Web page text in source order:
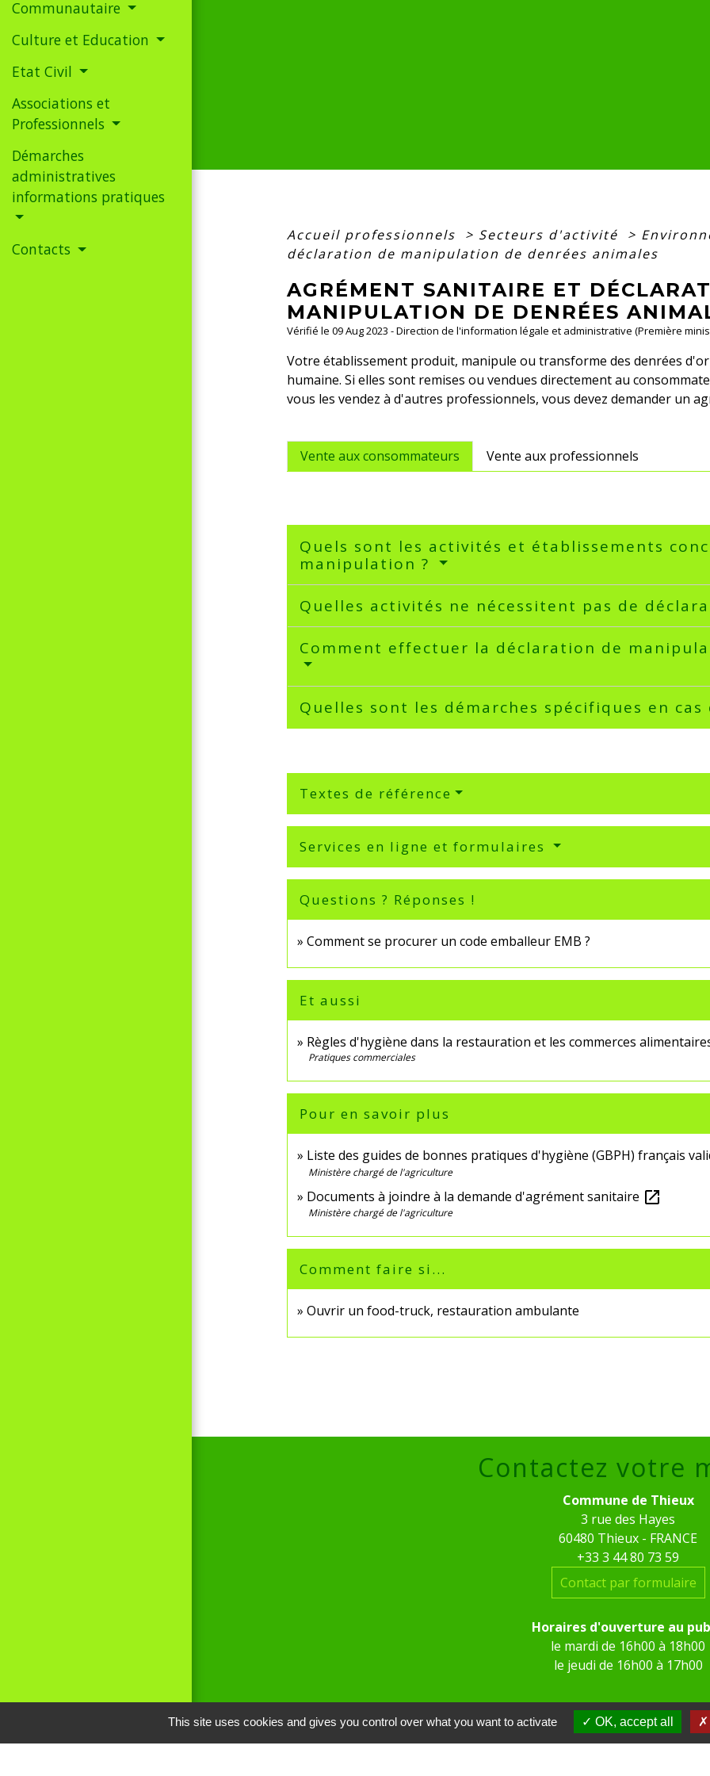
Communautaire
Culture et Education
Etat Civil
Associations et
Professionnels
Démarches
administratives
informations pratiques
Contacts
Accueil professionnels > Secteurs d'activité >
déclaration de manipulation de denrées animales
AGRÉMENT SANITAIRE ET
MANIPULATION DE DENRÉES
Vérifié le 09 Aug 2023 - Direction de l'information légale et administrative (Première
Votre établissement produit, manipule ou transforme des denrées
humaine. Si elles sont remises ou vendues directement au
vous les vendez à d'autres professionnels, vous devez demander un
Vente aux consommateurs Vente aux professionnels
Quels sont les activités et établissements
manipulation ?
Quelles activités ne nécessitent pas de
Comment effectuer la déclaration de
Quelles sont les démarches spécifiques en
Textes de référence
Services en ligne et formulaires
Questions ? Réponses !
Comment se procurer un code emballeur EMB ?
Et aussi
Règles d'hygiène dans la restauration et les commerces
Pratiques commerciales
Pour en savoir plus
Liste des guides de bonnes pratiques d'hygiène (GBPH) français
Ministère chargé de l'agriculture
Documents à joindre à la demande d'agrément sanitaire open_in_new
Ministère chargé de l'agriculture
Comment faire si...
Ouvrir un food-truck, restauration ambulante
Contactez votre
Commune de Thieux
3 rue des Hayes
60480 Thieux - FRANCE
+33 3 44 80 73 59
Contact par formulaire
Horaires d'ouverture au
le mardi de 16h00 à 18h00
le jeudi de 16h00 à 17h00
This site uses cookies and gives you control over what you want to activate OK, accept all